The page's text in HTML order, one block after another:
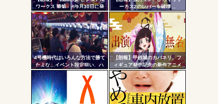
ワークス 華焔」が9月30日に発
売決定！定価3980円、P戦国乙
女7・L戦国乙女5・グッズなどの
アートワーク集
ーカス2のレバーを破壊…
4号機時代はいろんな方法で勝て
たよな…イベント設定狙い、ハ
イエナ、超技術介入機、新装狙
い…
【朗報】甲鉄城のカバネリ、フ
ィギュア発売記念の新作アニメ
が公開される！無名ちゃんでっ
っっっっっっっっかｗｗｗ
ツー
ル